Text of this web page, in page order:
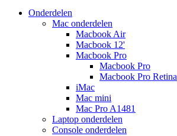
Onderdelen
Mac onderdelen
Macbook Air
Macbook 12'
Macbook Pro
Macbook Pro
Macbook Pro Retina
iMac
Mac mini
Mac Pro A1481
Laptop onderdelen
Console onderdelen